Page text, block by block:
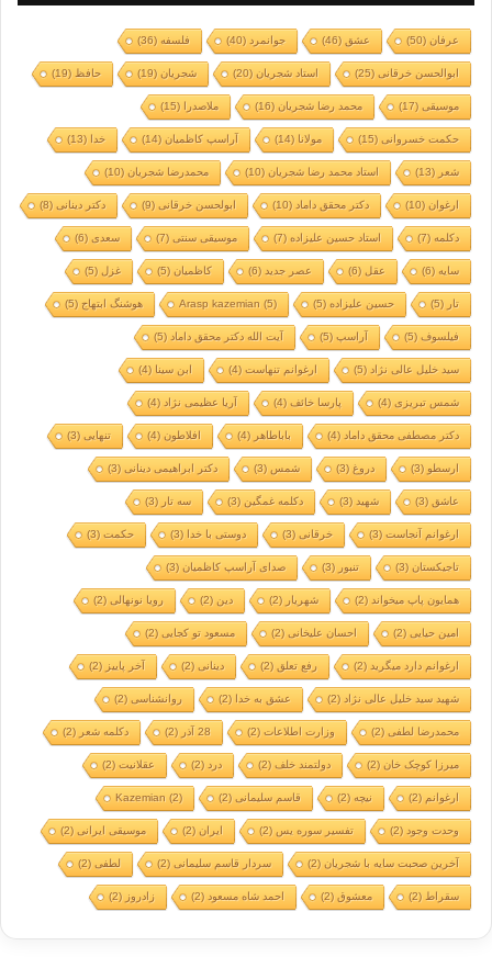
عرفان(50) عشق (46) جوانمرد (40) فلسفه(36)
ابوالحسن خرقانی(25) استاد شجریان(20) شجریان(19) حافظ (19)
موسیقی(17) محمد رضا شجریان(16) ملاصدرا (15)
حکمت خسروانی(15) مولانا (14) آراسپ کاظمیان(14) خدا (13)
شعر (13) استاد محمد رضا شجریان(10) محمدرضا شجریان(10)
ارغوان(10) دکتر محقق داماد (10) ابولحسن خرقانی(9) دکتر دینانی(8)
دکلمه(7) استاد حسین علیزاده(7) موسیقی سنتی(7) سعدی(6)
سایه(6) عقل (6) عصر جدید (6) کاظمیان(5) غزل (5)
تار (5) حسین علیزاده(5)
Arasp kazemian (5) هوشنگ ابتهاج(5)
فیلسوف(5) آراسپ(5) آیت الله دکتر محقق داماد (5)
سید خلیل عالی نژاد (5) ارغوانم تنهاست(4) ابن سینا (4)
شمس تبریزی(4) پارسا خائف(4) آریا عظیمی نژاد (4)
دکتر مصطفی محقق داماد (4) باباطاهر (4) افلاطون(4) تنهایی(3)
ارسطو (3) دروغ (3) شمس (3) دکتر ابراهیمی دینانی(3)
عاشق (3) شهید (3) دکلمه غمگین (3) سه تار (3)
ارغوانم آنجاست(3) خرقانی(3) دوستی با خدا (3) حکمت(3)
تاجیکستان(3) تنبور (3) صدای آراسپ کاظمیان(3)
همایون پاپ میخواند (2) شهریار (2) دین (2) رویا نونهالی(2)
امین حیایی(2) احسان علیخانی(2) مسعود تو کجایی(2)
ارغوانم دارد میگرید (2) رفع تعلق (2) دینانی(2) آخر پاییز (2)
شهید سید خلیل عالی نژاد (2) عشق به خدا (2) روانشناسی(2)
محمدرضا لطفی(2) وزارت اطلاعات(2) 28 آذر (2) دکلمه شعر (2)
میرزا کوچک خان(2) دولتمند خلف(2) درد (2) عقلانیت(2)
ارغوانم (2) نیچه(2) قاسم سلیمانی(2)
Kazemian (2)
وحدت وجود (2) تفسیر سوره یس (2) ایران(2) موسیقی ایرانی(2)
آخرین صحبت سایه با شجریان(2) سردار قاسم سلیمانی(2) لطفی(2)
سقراط (2) معشوق(2) احمد شاه مسعود (2) زادروز (2)